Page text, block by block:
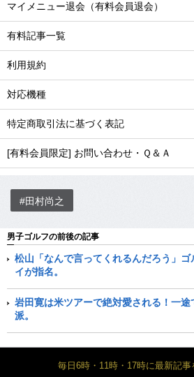
マイメニュー退会（有料会員退会）
有料記事一覧
利用規約
対応機種
特定商取引法に基づく表記
[有料会員限定] お問い合わせ・Ｑ＆Ａ
#田村尚之
男子ゴルフの前後の記事
松山「なんで言ってくれるんだろう」
イが指名。
岩田寛は米ツアーで絶対愛される！一
派。
毎日6時・11時・17時に最新記事